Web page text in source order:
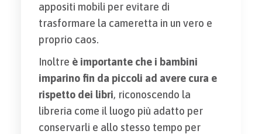
appositi mobili per evitare di
trasformare la cameretta in un vero e
proprio caos.
Inoltre è importante che i bambini
imparino fin da piccoli ad avere cura e
rispetto dei libri, riconoscendo la
libreria come il luogo più adatto per
conservarli e allo stesso tempo per